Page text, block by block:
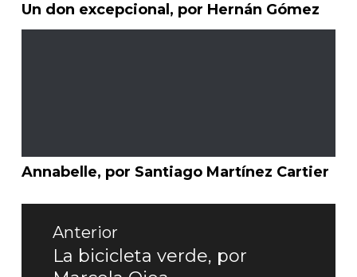
Un don excepcional, por Hernán Gómez
Annabelle, por Santiago Martínez Cartier
Navegación
entradas
Anterior
Entrada
La bicicleta verde, por